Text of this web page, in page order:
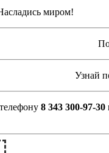
миром!
Узнай
8 343 300-97-30